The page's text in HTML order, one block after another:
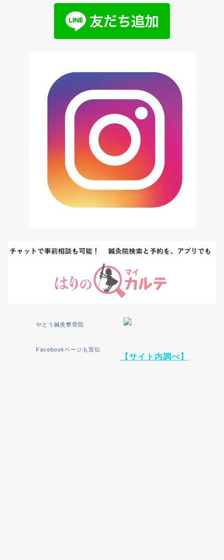
やとう鍼灸整骨院
Facebookページも宣伝
【サイト内調べ】